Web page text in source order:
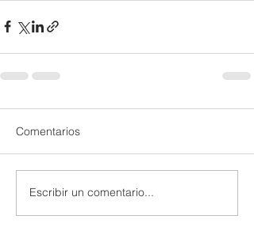
Comentarios
Escribir un comentario...